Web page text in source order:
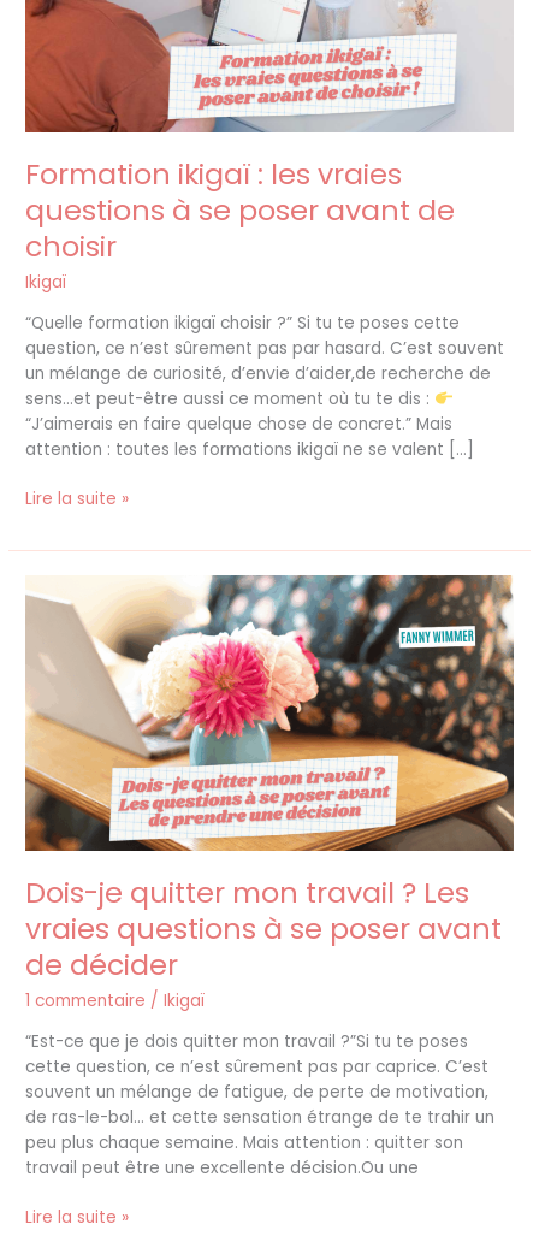
Formation ikigaï : les vraies
questions à se poser avant de
choisir
Ikigaï
“Quelle formation ikigaï choisir ?” Si tu te poses cette
question, ce n’est sûrement pas par hasard. C’est souvent
un mélange de curiosité, d’envie d’aider,de recherche de
sens…et peut-être aussi ce moment où tu te dis :
“J’aimerais en faire quelque chose de concret.” Mais
attention : toutes les formations ikigaï ne se valent […]
à
se
avant
de
Lire la suite »
Dois-je quitter mon travail ? Les
vraies questions à se poser avant
de décider
1 commentaire /Ikigaï
“Est-ce que je dois quitter mon travail ?”Si tu te poses
cette question, ce n’est sûrement pas par caprice. C’est
souvent un mélange de fatigue, de perte de motivation,
de ras-le-bol… et cette sensation étrange de te trahir un
peu plus chaque semaine. Mais attention : quitter son
travail peut être une excellente décision.Ou une
Dois-
mon
?
vraies
questions
à
se
avant
décider
Lire la suite »